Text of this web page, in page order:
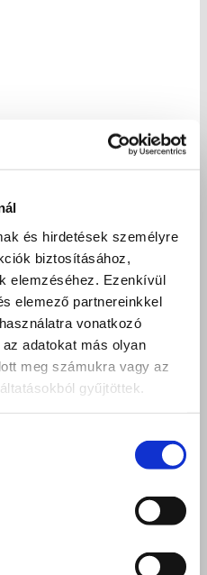
és hirdetések személyre
biztosításához,
elemzéséhez. Ezenkívül
elemező partnereinkkel
vonatkozó
adatokat más olyan
meg számukra vagy az
gyűjtöttek.